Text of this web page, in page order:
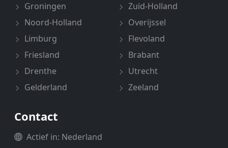
Groningen
Noord-Holland
Limburg
Friesland
Drenthe
Gelderland
Zuid-Holland
Overijssel
Flevoland
Brabant
Utrecht
Zeeland
Contact
Actief in: Nederland